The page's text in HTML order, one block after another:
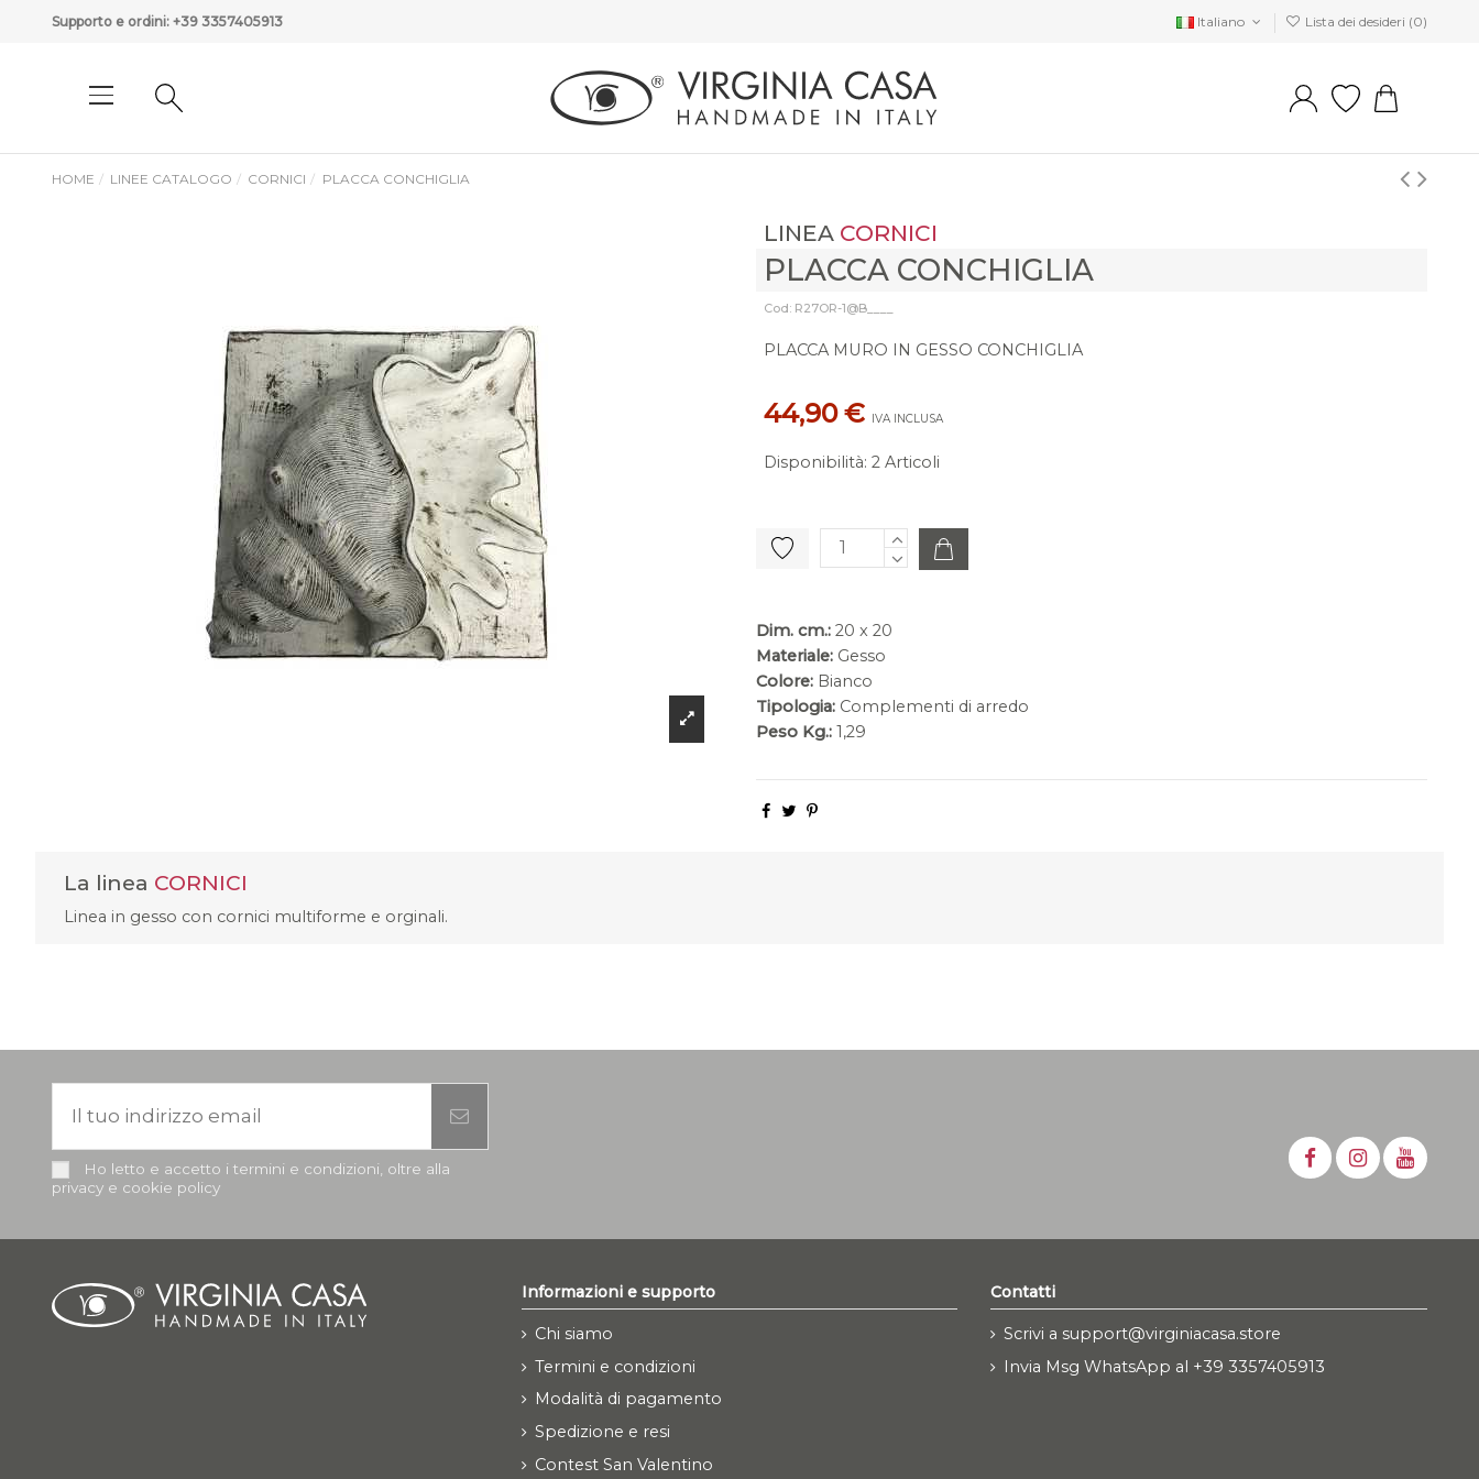
Supporto e ordini: +39 3357405913 Italiano Lista dei desideri (0)
HOME LINEE CATALOGO CORNICI PLACCA CONCHIGLIA
LINEA CORNICI
PLACCA CONCHIGLIA
Cod: R27OR-1@B____
PLACCA MURO IN GESSO CONCHIGLIA
44,90 € IVA INCLUSA
Disponibilità: 2 Articoli
Dim. cm.: 20 x 20
Materiale: Gesso
Colore: Bianco
Tipologia: Complementi di arredo
Peso Kg.: 1,29
La linea CORNICI
Linea in gesso con cornici multiforme e orginali.
Ho letto e accetto i termini e condizioni, oltre alla
privacy e cookie policy
Informazioni e supporto
Chi siamo
Termini e condizioni
Modalità di pagamento
Spedizione e resi
Contest San Valentino
Contatti
Scrivi a support@virginiacasa.store
Invia Msg WhatsApp al +39 3357405913